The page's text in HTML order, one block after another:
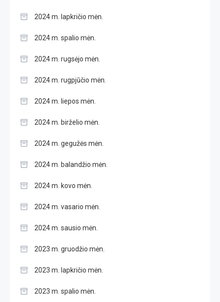
2024 m. lapkričio mėn.
2024 m. spalio mėn.
2024 m. rugsėjo mėn.
2024 m. rugpjūčio mėn.
2024 m. liepos mėn.
2024 m. birželio mėn.
2024 m. gegužės mėn.
2024 m. balandžio mėn.
2024 m. kovo mėn.
2024 m. vasario mėn.
2024 m. sausio mėn.
2023 m. gruodžio mėn.
2023 m. lapkričio mėn.
2023 m. spalio mėn.